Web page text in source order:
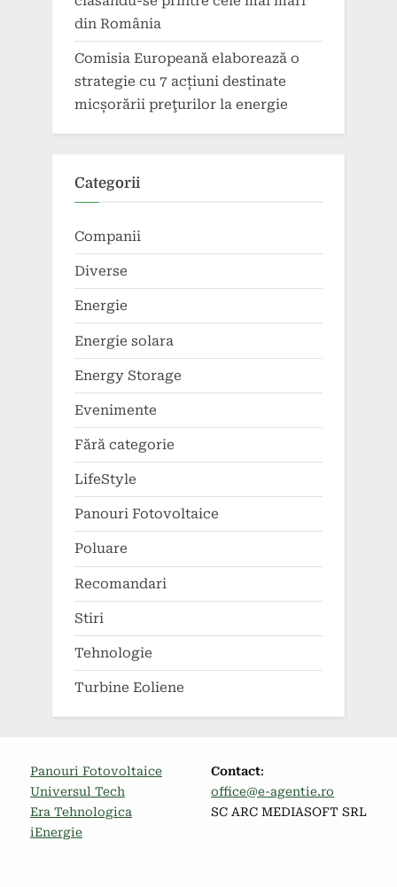
din România
Comisia Europeană elaborează o
strategie cu 7 acțiuni destinate
micșorării preţurilor la energie
Categorii
Companii
Diverse
Energie
Energie solara
Energy Storage
Evenimente
Fără categorie
LifeStyle
Panouri Fotovoltaice
Poluare
Recomandari
Stiri
Tehnologie
Turbine Eoliene
Panouri Fotovoltaice
Universul Tech
Era Tehnologica
iEnergie
Contact:
office@e-agentie.ro
SC ARC MEDIASOFT SRL